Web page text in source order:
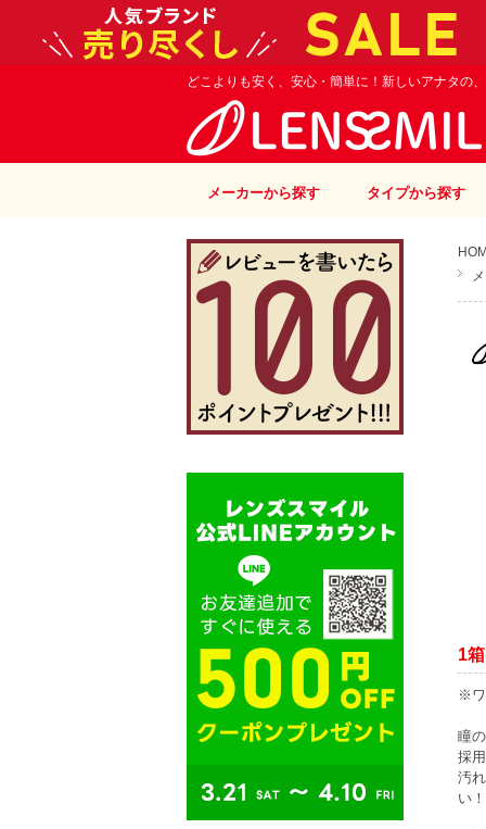
どこよりも安く、安心・簡単に！新しいアナタの
メーカーから探す タイプから探す
1
※ワ
瞳
採
汚
い！